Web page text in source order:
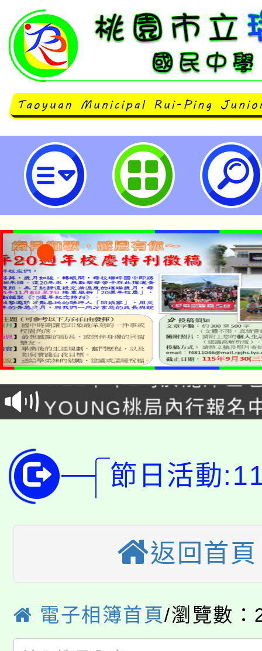
112學年度八年級隔宿露營
「本色祭」8/29、30在
場熱烈登場!
8/21下午1時於龍潭區
徵才活動。
YOUNG桃局內行報名
開!
115年桃園市運動會8/
田徑場及游泳池舉行。
桃園市低收入戶享有免
視費優惠，中低收入戶
半價優惠，詳情可洽有
者。
份教師增能研習
大溪自造教育及科技
份教師研習
淨零綠生活教案入校路
會
115年食農教育專業人
程
「本色祭」8/29、30在
節日活動
返回首頁
電子相簿首頁/瀏覽數：